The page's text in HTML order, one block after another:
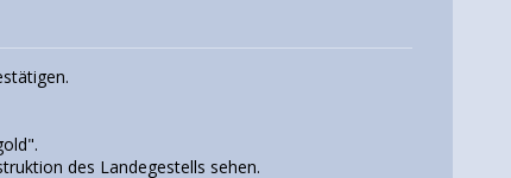
des Landegestells sehen.